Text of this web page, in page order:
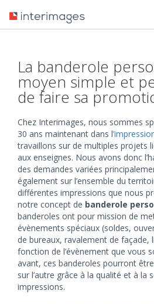
La banderole
moyen simple et
de faire sa
Chez Interimages, nous sommes
30 ans maintenant dans l
travaillons sur de multiples projets
aux enseignes. Nous avons donc
des demandes variées
également sur l’ensemble du
différentes impressions que nous
notre concept de banderole
banderoles ont pour mission de
évènements spéciaux (soldes,
de bureaux, ravalement de
fonction de l’évènement que vous
avant, ces banderoles pourront
sur l’autre grâce à la qualité et à la
impressions.